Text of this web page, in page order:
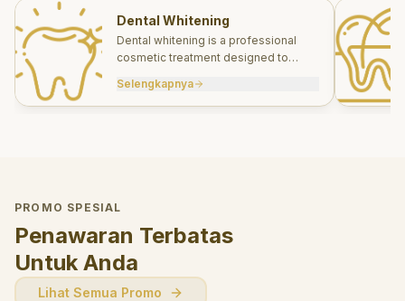
Dental Whitening
Dental whitening is a professional
cosmetic treatment designed to
effectively.
Selengkapnya
PROMO SPESIAL
Penawaran Terbatas
Untuk Anda
Lihat Semua Promo